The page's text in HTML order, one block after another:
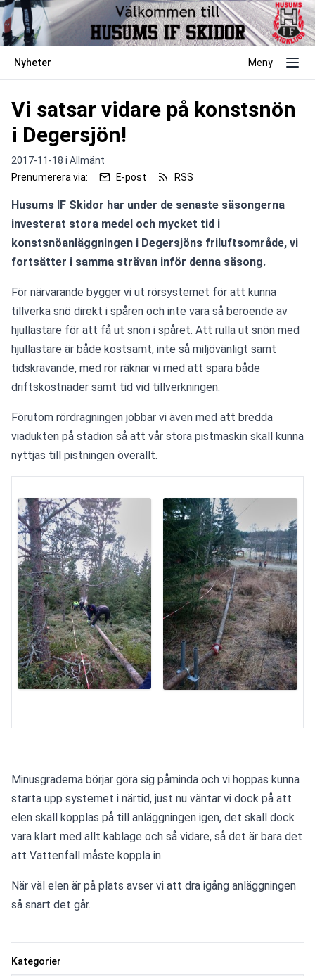
Nyheter Meny
Kategorier
Vi satsar vidare på konstsnön
i Degersjön!
2017-11-18 i Allmänt
Prenumerera via:
E-post RSS
Husums IF Skidor har under de senaste säsongerna
investerat stora medel och mycket tid i
konstsnöanläggningen i Degersjöns friluftsområde, vi
fortsätter i samma strävan inför denna säsong.
För närvarande bygger vi ut rörsystemet för att kunna
tillverka snö direkt i spåren och inte vara så beroende av
hjullastare för att få ut snön i spåret. Att rulla ut snön med
hjullastare är både kostsamt, inte så miljövänligt samt
tidskrävande, med rör räknar vi med att spara både
driftskostnader samt tid vid tillverkningen.
Förutom rördragningen jobbar vi även med att bredda
viadukten på stadion så att vår stora pistmaskin skall kunna
nyttjas till pistningen överallt.
Minusgraderna börjar göra sig påminda och vi hoppas kunna
starta upp systemet i närtid, just nu väntar vi dock på att
elen skall kopplas på till anläggningen igen, det skall dock
vara klart med allt kablage och så vidare, så det är bara det
att Vattenfall måste koppla in.
När väl elen är på plats avser vi att dra igång anläggningen
så snart det går.